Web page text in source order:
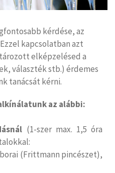
kérdése, az
kapcsolatban azt
elképzelésed a
választék stb.) érdemes
tanácsát kérni.
az alábbi:
(1-szer max. 1,5 óra
(Frittmann pincészet),